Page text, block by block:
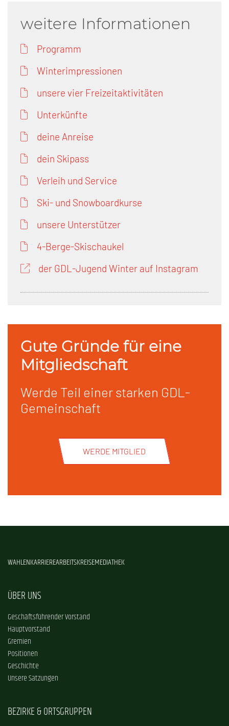
weitere Informationen
Programm
Winterimpressionen
unsere vier Freizeitaktivitäten
Unterkünfte
deine Anreise
dein Skipass
Verleih und Service
Ski- und Snowboardkurse
unsere Unterstützer
4-Berge-Skischaukel
der GDL-Jugend Winter auf Instagram
Gute Gründe für eine
Mitgliedschaft
Werde Teil einer starken GDL-
Gemeinschaft
WERDE MITGLIED
WAHLENKARRIEREARBEITSKREISEMEDIATHEK
ÜBER UNS
Geschäftsführender Vorstand
Hauptvorstand
Gremien
Positionen
Geschichte
Unsere Satzungen
BEZIRKE & ORTSGRUPPEN